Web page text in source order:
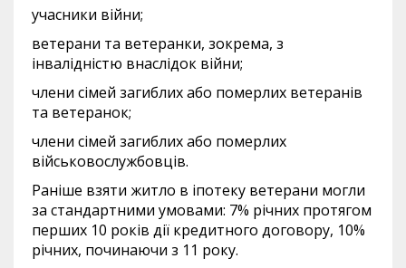
учасники війни;
ветерани та ветеранки, зокрема, з
інвалідністю внаслідок війни;
члени сімей загиблих або померлих ветеранів
та ветеранок;
члени сімей загиблих або померлих
військовослужбовців.
Раніше взяти житло в іпотеку ветерани могли
за стандартними умовами: 7% річних протягом
перших 10 років дії кредитного договору, 10%
річних, починаючи з 11 року.